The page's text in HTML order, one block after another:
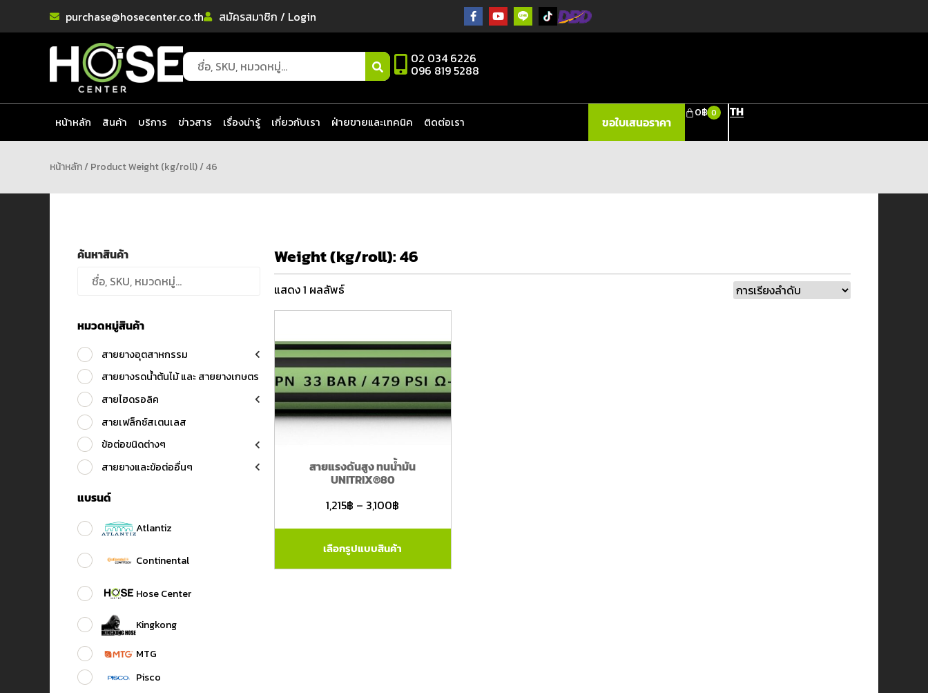
purchase@hosecenter.co.th สมัครสมาชิก / Login
02 034 6226
096 819 5288
หน้าหลัก สินค้า บริการ ข่าวสาร เรื่องน่ารู้ เกี่ยวกับเรา ฝ่ายขายและเทคนิค ติดต่อเรา ขอใบเสนอราคา
0฿ 0 TH
หน้าหลัก/ Product Weight (kg/roll) / 46
ค้นหาสินค้า
หมวดหมู่สินค้า
สายยางอุตสาหกรรม
สายยางรดน้ำต้นไม้ และ สายยางเกษตร
สายไฮดรอลิค
สายเฟล็กซ์สเตนเลส
ข้อต่อขนิดต่างๆ
สายยางและข้อต่ออื่นๆ
แบรนด์
Atlantiz
Continental
Hose Center
Kingkong
MTG
Pisco
Weight (kg/roll):46
แสดง 1 ผลลัพธ์
สายแรงดันสูง ทนน้ำมัน
UNITRIX®80
1,215฿ – 3,100฿
เลือกรูปแบบสินค้า